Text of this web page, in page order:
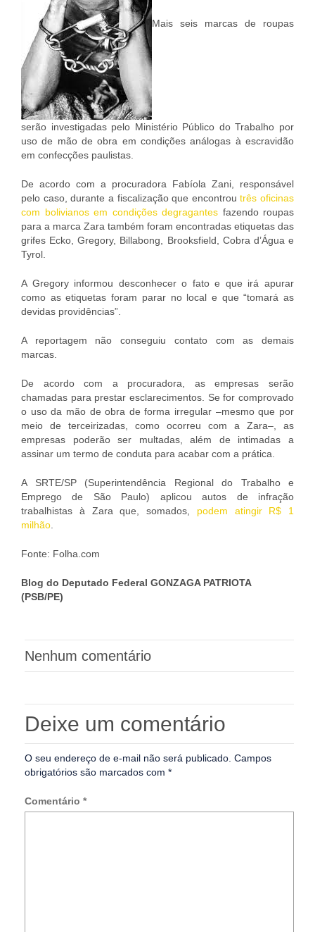
Mais seis marcas de roupas
serão investigadas pelo Ministério Público do Trabalho por
uso de mão de obra em condições análogas à escravidão
em confecções paulistas.
De acordo com a procuradora Fabíola Zani, responsável
pelo caso, durante a fiscalização que encontroutrês oficinas
com bolivianos em condições degragantes fazendo roupas
para a marca Zara também foram encontradas etiquetas das
grifes Ecko, Gregory, Billabong, Brooksfield, Cobra d’Água e
Tyrol.
A Gregory informou desconhecer o fato e que irá apurar
como as etiquetas foram parar no local e que “tomará as
devidas providências”.
A reportagem não conseguiu contato com as demais
marcas.
De acordo com a procuradora, as empresas serão
chamadas para prestar esclarecimentos. Se for comprovado
o uso da mão de obra de forma irregular –mesmo que por
meio de terceirizadas, como ocorreu com a Zara–, as
empresas poderão ser multadas, além de intimadas a
assinar um termo de conduta para acabar com a prática.
A SRTE/SP (Superintendência Regional do Trabalho e
Emprego de São Paulo) aplicou autos de infração
trabalhistas à Zara que, somados, podem atingir R$ 1
milhão
Fonte: Folha.com
Blog do Deputado Federal GONZAGA PATRIOTA
(PSB/PE)
Nenhum comentário
Deixe um comentário
O seu endereço de e-mail não será publicado. Campos
obrigatórios são marcados com *
Comentário *